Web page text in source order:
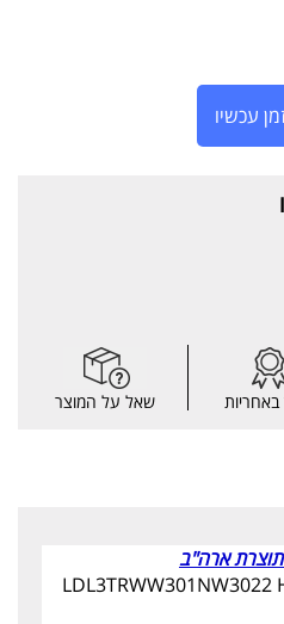
עכשיו
באחריות שאל על המוצר
ארה"ב